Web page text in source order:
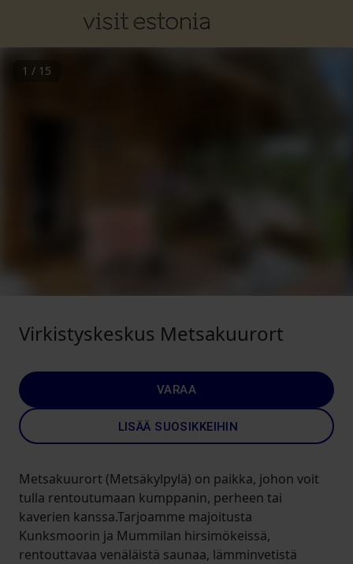
1 / 15
Virkistyskeskus Metsakuurort
VARAA
LISÄÄ SUOSIKKEIHIN
Metsakuurort (Metsäkylpylä) on paikka, johon voit
tulla rentoutumaan kumppanin, perheen tai
kaverien kanssa.Tarjoamme majoitusta
Kunksmoorin ja Mummilan hirsimökeissä,
rentouttavaa venäläistä saunaa, lämminvetistä